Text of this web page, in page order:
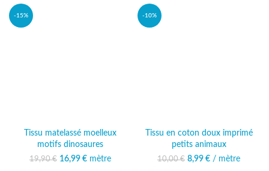
-15%
Tissu matelassé moelleux
motifs dinosaures
19,90€ Le prix initial était :
16,99 €
Le prix
mètre
-10%
Tissu en coton doux imprimé
petits animaux
10,00€ Le prix initial était :
8,99 € Le prix actuel
/ mètre